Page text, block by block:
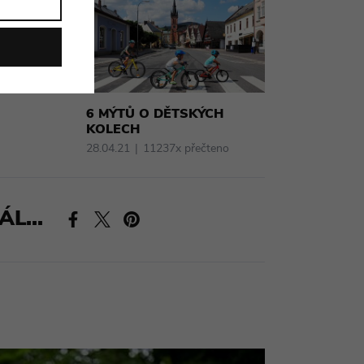
6 MÝTŮ O DĚTSKÝCH
KOLECH
28.04.21 11237x přečteno